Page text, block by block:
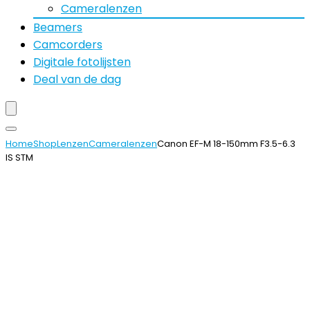
Cameralenzen
Beamers
Camcorders
Digitale fotolijsten
Deal van de dag
HomeShopLenzenCameralenzenCanon EF-M 18-150mm F3.5-6.3
IS STM